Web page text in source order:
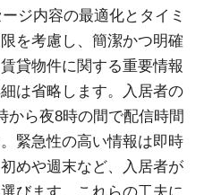
ジ内容の最適化とタイミ
を考慮し、簡潔かつ明確
貸物件に関する重要情報
は省略します。入居者の
から夜8時の間で配信時間
緊急性の高い情報は即時
めや週末など、入居者が
びます。これらの工夫に